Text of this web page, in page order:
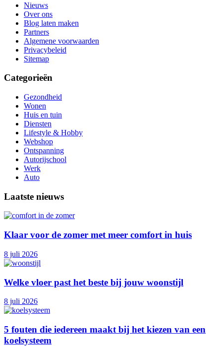
Nieuws
Over ons
Blog laten maken
Partners
Algemene voorwaarden
Privacybeleid
Sitemap
Categorieën
Gezondheid
Wonen
Huis en tuin
Diensten
Lifestyle & Hobby
Webshop
Ontspanning
Autorijschool
Werk
Auto
Laatste nieuws
Klaar voor de zomer met meer comfort in huis
8 juli 2026
Welke vloer past het beste bij jouw woonstijl
8 juli 2026
5 fouten die iedereen maakt bij het kiezen van een
koelsysteem